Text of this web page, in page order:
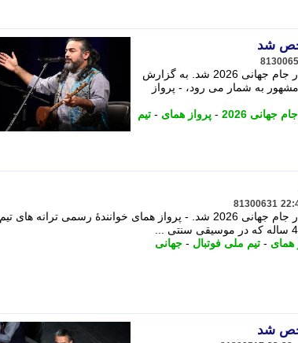
شد
«پرواز همای» خوانندهٔ رسمی ترانه های تیم ملی فوتبال در جام جهانی 2026 شد. به گزارش
نامی مشهور به شمار می رود، - پرواز
جام جهانی 2026 - پرواز همای - تیم
81300631
«پرواز همای» خوانندهٔ رسمی ترانه های تیم ملی فوتبال در جام جهانی 2026 شد. - پرواز همای خوانندهٔ رسمی ترانه های تیم
همای - تیم ملی فوتبال - جهانی
شد